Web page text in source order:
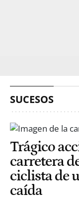
SUCESOS
Trágico
carretera
ciclista de
caída